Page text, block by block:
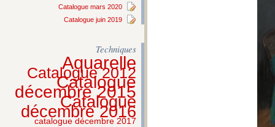
Catalogue mars 2020
Catalogue juin 2019
Techniques
Aquarelle
Catalogue 2012
Catalogue
décembre 2015
Catalogue
décembre 2016
catalogue décembre 2017